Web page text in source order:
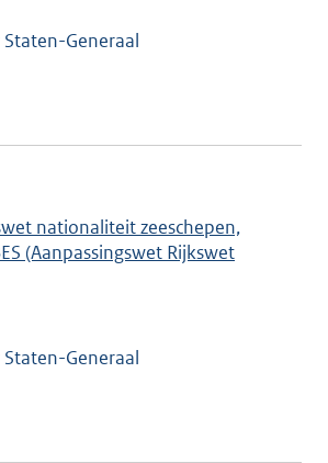
Generaal
nationaliteit zeeschepen,
(Aanpassingswet Rijkswet
Generaal